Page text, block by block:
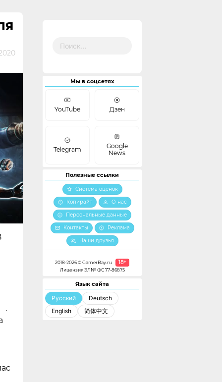
.
Мы в соцсетях
YouTube Дзен
Telegram
Google
News
Полезные ссылки
Система оценок
Копирайт
О нас
Персональные данные
Контакты
Реклама
Наши друзья
2018-2026 © GamerBay.ru 18+
Лицензия ЭЛ№ ФС 77-86875
Язык сайта
Русский
Deutsch
English
简体中文